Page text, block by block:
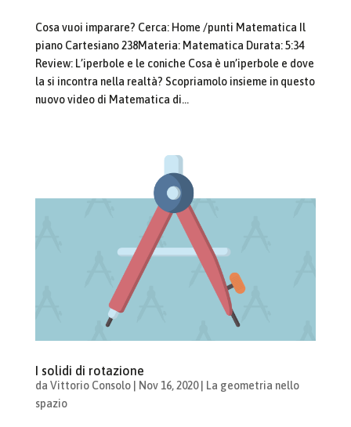
Cosa vuoi imparare? Cerca: Home /punti Matematica Il
piano Cartesiano 238Materia: Matematica Durata: 5:34
Review: L’iperbole e le coniche Cosa è un’iperbole e dove
la si incontra nella realtà? Scopriamolo insieme in questo
nuovo video di Matematica di...
I solidi di rotazione
da Vittorio Consolo| Nov 16, 2020| La geometria nello
spazio